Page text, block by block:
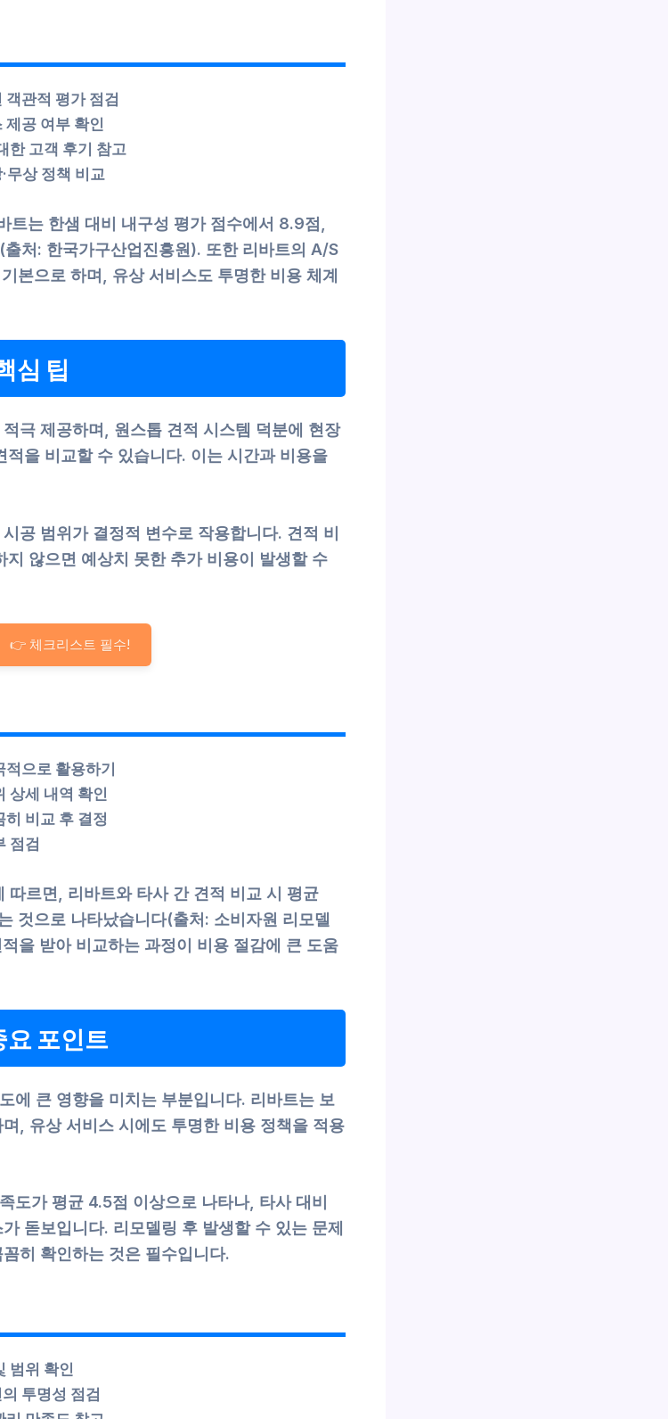
객관적 평가 점검
제공 여부 확인
한 고객 후기 참고
무상 정책 비교
는 한샘 대비 내구성 평가 점수에서 8.9점,
처: 한국가구산업진흥원). 또한 리바트의 A/S
본으로 하며, 유상 서비스도 투명한 비용 체계
심 팁
극 제공하며, 원스톱 견적 시스템 덕분에 현장
적을 비교할 수 있습니다. 이는 시간과 비용을
공 범위가 결정적 변수로 작용합니다. 견적 비
지 않으면 예상치 못한 추가 비용이 발생할 수
👉 체크리스트 필수!
적으로 활용하기
상세 내역 확인
히 비교 후 결정
점검
르면, 리바트와 타사 간 견적 비교 시 평균
것으로 나타났습니다(출처: 소비자원 리모델
을 받아 비교하는 과정이 비용 절감에 큰 도움
포인트
에 큰 영향을 미치는 부분입니다. 리바트는 보
, 유상 서비스 시에도 투명한 비용 정책을 적용
도가 평균 4.5점 이상으로 나타나, 타사 대비
돋보입니다. 리모델링 후 발생할 수 있는 문제
히 확인하는 것은 필수입니다.
범위 확인
투명성 점검